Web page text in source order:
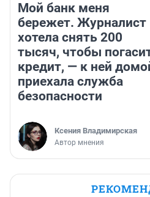
Мой банк меня
бережет. Журналист
хотела снять 200
тысяч, чтобы
кредит, — к ней
приехала служба
безопасности
Ксения Владимирская
Автор мнения